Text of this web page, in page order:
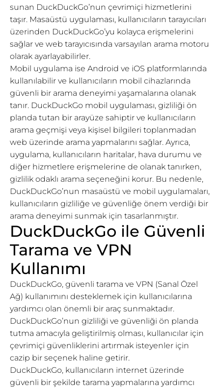
sunan DuckDuckGo’nun çevrimiçi hizmetlerini
taşır. Masaüstü uygulaması, kullanıcıların tarayıcıları
üzerinden DuckDuckGo’yu kolayca erişmelerini
sağlar ve web tarayıcısında varsayılan arama motoru
olarak ayarlayabilirler.
Mobil uygulama ise Android ve iOS platformlarında
kullanılabilir ve kullanıcıların mobil cihazlarında
güvenli bir arama deneyimi yaşamalarına olanak
tanır. DuckDuckGo mobil uygulaması, gizliliği ön
planda tutan bir arayüze sahiptir ve kullanıcıların
arama geçmişi veya kişisel bilgileri toplanmadan
web üzerinde arama yapmalarını sağlar. Ayrıca,
uygulama, kullanıcıların haritalar, hava durumu ve
diğer hizmetlere erişmelerine de olanak tanırken,
gizlilik odaklı arama seçeneğini korur. Bu nedenle,
DuckDuckGo’nun masaüstü ve mobil uygulamaları,
kullanıcıların gizliliğe ve güvenliğe önem verdiği bir
arama deneyimi sunmak için tasarlanmıştır.
DuckDuckGo ile Güvenli
Tarama ve VPN
Kullanımı
DuckDuckGo, güvenli tarama ve VPN (Sanal Özel
Ağ) kullanımını desteklemek için kullanıcılarına
yardımcı olan önemli bir araç sunmaktadır.
DuckDuckGo’nun gizliliği ve güvenliği ön planda
tutma amacıyla geliştirilmiş olması, kullanıcılar için
çevrimiçi güvenliklerini artırmak isteyenler için
cazip bir seçenek haline getirir.
DuckDuckGo, kullanıcıların internet üzerinde
güvenli bir şekilde tarama yapmalarına yardımcı